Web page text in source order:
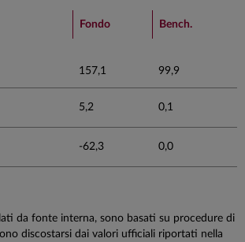
chart. Fondo Bench.
157,1 99,9
5,2 0,1
-62,3 0,0
da fonte interna, sono basati su procedure di
discostarsi dai valori ufficiali riportati nella